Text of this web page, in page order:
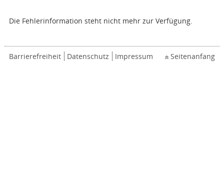
Die Fehlerinformation steht nicht mehr zur Verfügung.
Barrierefreiheit Datenschutz Impressum Seitenanfang